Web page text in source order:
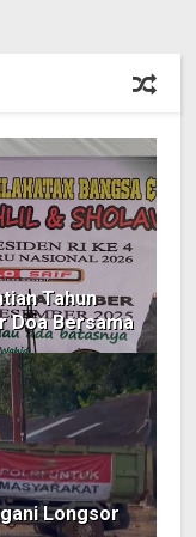
Tahun
Doa Bersama
Longsor